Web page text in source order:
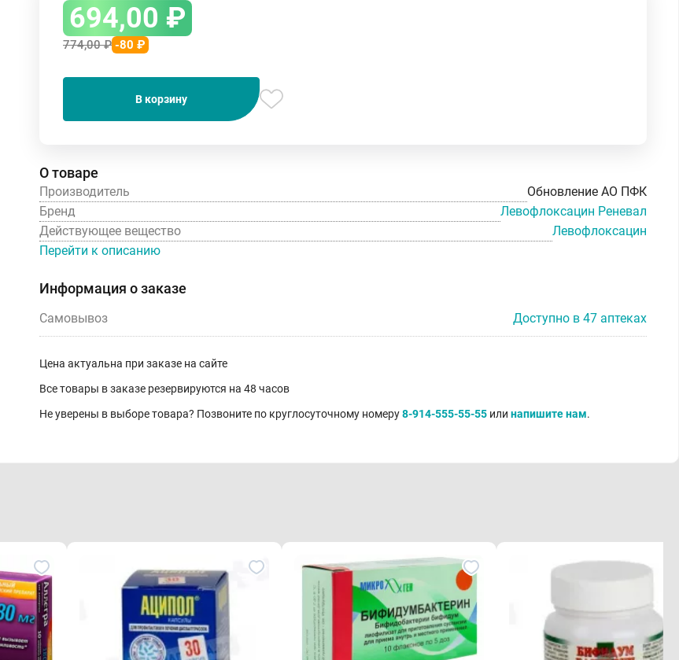
694,00 ₽
774,00₽ -80 ₽
В корзину
О товаре
Производитель
Обновление АО ПФК
Бренд
Левофлоксацин Реневал
Действующее вещество
Левофлоксацин
Перейти к описанию
Информация о заказе
Самовывоз Доступно в 47 аптеках
Цена актуальна при заказе на сайте
Все товары в заказе резервируются на 48 часов
Не уверены в выборе товара? Позвоните по круглосуточному номеру8-914-555-55-55 или напишите нам.